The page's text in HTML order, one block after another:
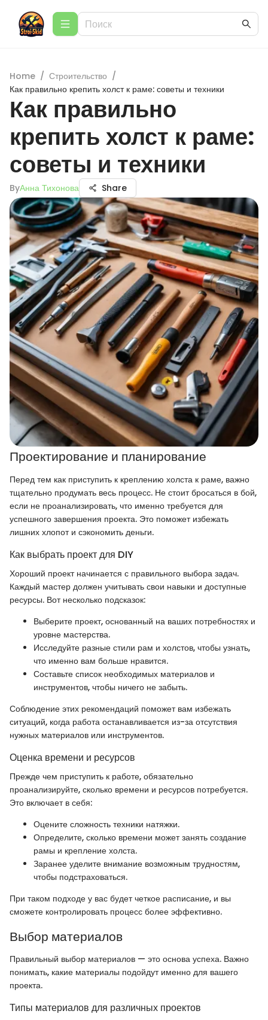
Home / Строительство /
Как правильно крепить холст к раме: советы и техники
Как правильно
крепить холст к раме:
советы и техники
ByАнна Тихонова Share
Проектирование и планирование
Перед тем как приступить к креплению холста к раме, важно
тщательно продумать весь процесс. Не стоит бросаться в бой,
если не проанализировать, что именно требуется для
успешного завершения проекта. Это поможет избежать
лишних хлопот и сэкономить деньги.
Как выбрать проект для DIY
Хороший проект начинается с правильного выбора задач.
Каждый мастер должен учитывать свои навыки и доступные
ресурсы. Вот несколько подсказок:
Выберите проект, основанный на ваших потребностях и
уровне мастерства.
Исследуйте разные стили рам и холстов, чтобы узнать,
что именно вам больше нравится.
Составьте список необходимых материалов и
инструментов, чтобы ничего не забыть.
Соблюдение этих рекомендаций поможет вам избежать
ситуаций, когда работа останавливается из-за отсутствия
нужных материалов или инструментов.
Оценка времени и ресурсов
Прежде чем приступить к работе, обязательно
проанализируйте, сколько времени и ресурсов потребуется.
Это включает в себя:
Оцените сложность техники натяжки.
Определите, сколько времени может занять создание
рамы и крепление холста.
Заранее уделите внимание возможным трудностям,
чтобы подстраховаться.
При таком подходе у вас будет четкое расписание, и вы
сможете контролировать процесс более эффективно.
Выбор материалов
Правильный выбор материалов — это основа успеха. Важно
понимать, какие материалы подойдут именно для вашего
проекта.
Типы материалов для различных проектов